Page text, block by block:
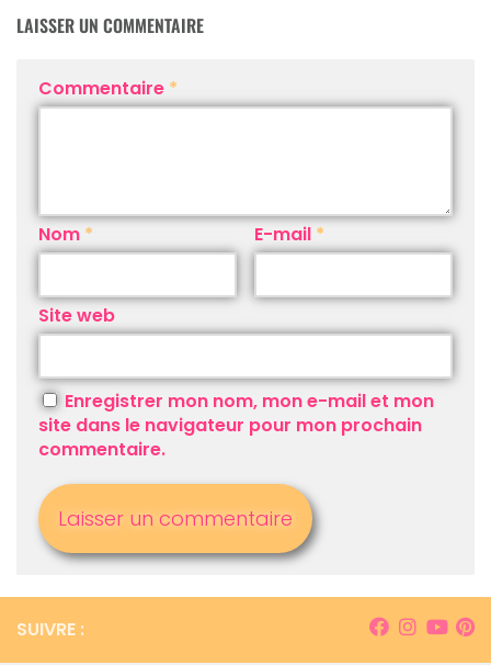
LAISSER UN COMMENTAIRE
Commentaire *
Nom * E-mail *
Site web
Enregistrer mon nom, mon e-mail et mon
site dans le navigateur pour mon prochain
commentaire.
SUIVRE :